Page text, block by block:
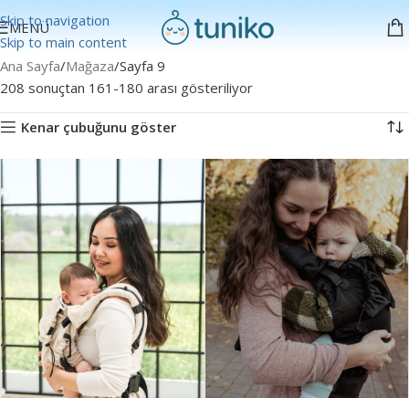
Skip to navigation
Skip to main content
MENÜ
Ana Sayfa Mağaza Sayfa 9
208 sonuçtan 161-180 arası gösteriliyor
Kenar çubuğunu göster